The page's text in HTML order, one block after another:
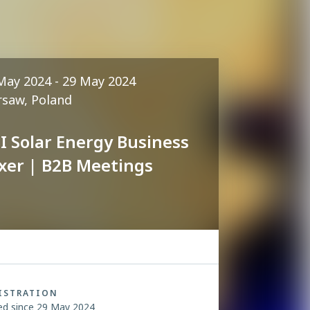
2024 - 29 May 2024
Poland
Solar Energy Business
| B2B Meetings
since 29 May 2024